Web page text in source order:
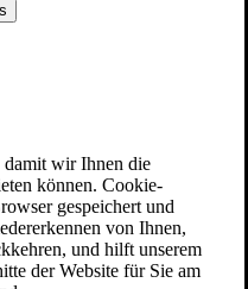
damit wir Ihnen die
können. Cookie-
gespeichert und
von Ihnen,
und hilft unserem
der Website für Sie am